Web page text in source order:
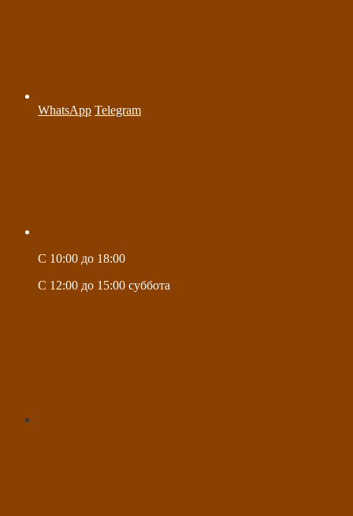
WhatsApp Telegram
C 10:00 до 18:00
C 12:00 до 15:00 суббота